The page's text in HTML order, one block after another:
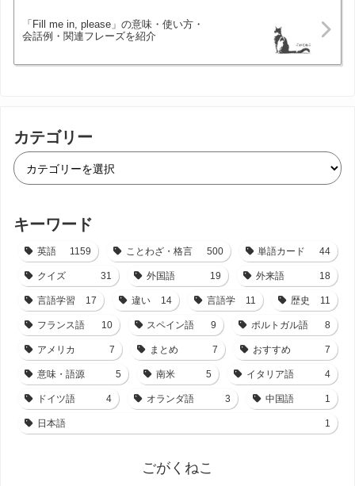
「Fill me in, please」の意味・使い方・
会話例・関連フレーズを紹介
カテゴリー
キーワード
英語 1159 ことわざ・格言 500 単語カード 44
クイズ 31 外国語 19 外来語 18
言語学習 17 違い 14 言語学 11 歴史 11
フランス語 10 スペイン語 9 ポルトガル語 8
アメリカ 7 まとめ 7 おすすめ 7
意味・語源 5 南米 5 イタリア語 4
ドイツ語 4 オランダ語 3 中国語 1
日本語 1
ごがくねこ